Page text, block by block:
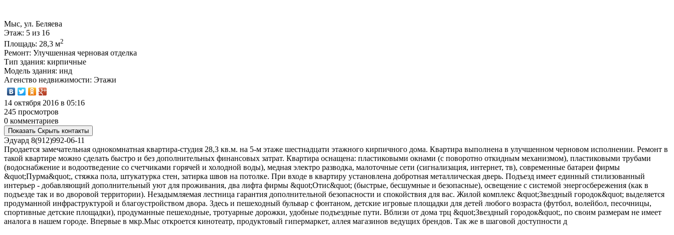
Мыс, ул. Беляева
Этаж: 5 из 16
Площадь: 28,3 м2
Ремонт: Улучшенная черновая отделка
Тип здания: кирпичные
Модель здания: инд
Агенство недвижимости: Этажи
14 октября 2016 в 05:16
245 просмотров
0 комментариев
Показать Скрыть контакты
Эдуард 8(912)992-06-11
Продается замечательная однокомнатная квартира-студия 28,3 кв.м. на 5-м этаже шестнадцати этажного кирпичного дома. Квартира выполнена в улучшенном черновом исполнении. Ремонт в
такой квартире можно сделать быстро и без дополнительных финансовых затрат. Квартира оснащена: пластиковыми окнами (с поворотно откидным механизмом), пластиковыми трубами
(водоснабжение и водоотведение со счетчиками горячей и холодной воды), медная электро разводка, малоточные сети (сигнализация, интернет, тв), современные батареи фирмы
&quot;Пурма&quot;, стяжка пола, штукатурка стен, затирка швов на потолке. При входе в квартиру установлена добротная металлическая дверь. Подъезд имеет единный стилизованный
интерьер - добавляющий дополнительный уют для проживания, два лифта фирмы &quot;Отис&quot; (быстрые, бесшумные и безопасные), освещение с системой энергосбережения (как в
подъезде так и во дворовой территории). Незадымляемая лестница гарантия дополнительной безопасности и спокойствия для вас. Жилой комплекс &quot;Звездный городок&quot; выделяется
продуманной инфраструктурой и благоустройством двора. Здесь и пешеходный бульвар с фонтаном, детские игровые площадки для детей любого возраста (футбол, волейбол, песочницы,
спортивные детские площадки), продуманные пешеходные, тротуарные дорожки, удобные подъездные пути. Вблизи от дома трц &quot;Звездный городок&quot;, по своим размерам не имеет
аналога в нашем городе. Впервые в мкр.Мыс откроется кинотеатр, продуктовый гипермаркет, аллея магазинов ведущих брендов. Так же в шаговой доступности д